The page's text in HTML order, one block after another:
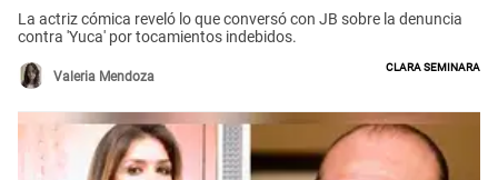
La actriz cómica reveló lo que conversó con JB sobre la denuncia
contra 'Yuca' por tocamientos indebidos.
Valeria Mendoza
Clara Seminara